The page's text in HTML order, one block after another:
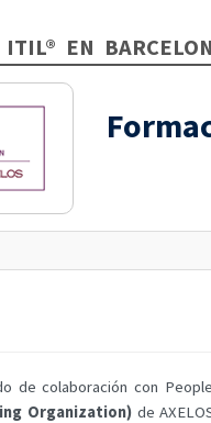
ITIL® EN
de colaboración con
Organization)de